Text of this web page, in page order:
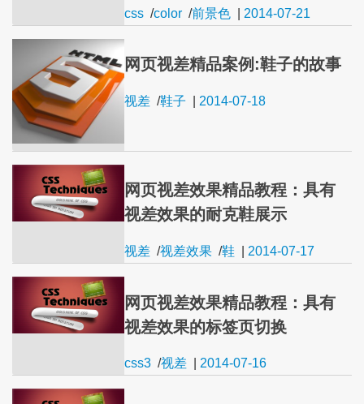
css /color /前景色 2014-07-21
网页视差精品案例:鞋子的故事
视差 /鞋子 2014-07-18
网页视差效果精品教程：具有
视差效果的耐克鞋展示
视差 /视差效果 /鞋 2014-07-17
网页视差效果精品教程：具有
视差效果的标签页切换
css3 /视差 2014-07-16